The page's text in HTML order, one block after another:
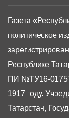
Газета
политическое
Республике
ПИ №ТУ16-01757
1917 году.
Татарстан,